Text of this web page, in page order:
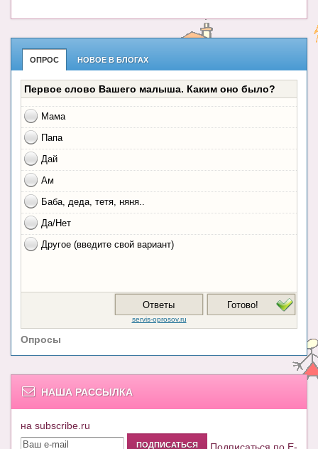
ОПРОС НОВОЕ В БЛОГАХ
Опросы
НАША РАССЫЛКА
на subscribe.ru